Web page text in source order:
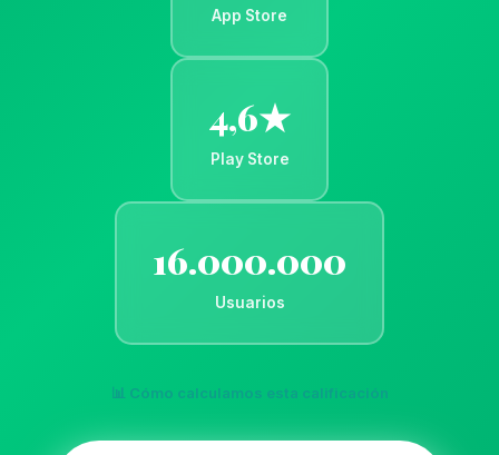
App Store
4,6★
Play Store
16.000.000
Usuarios
📊 Cómo calculamos esta calificación